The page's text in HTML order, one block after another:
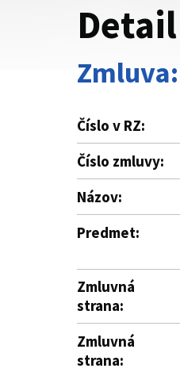
Číslo v RZ:
Číslo zmluvy:
Názov:
Predmet:
Zmluvná
strana:
Zmluvná
strana: